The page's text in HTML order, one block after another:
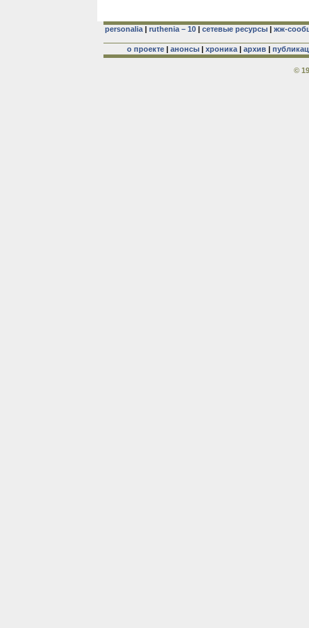
personalia| ruthenia – 10| сетевые ресурсы| жж-
о проекте| анонсы| хроника| архив|
©